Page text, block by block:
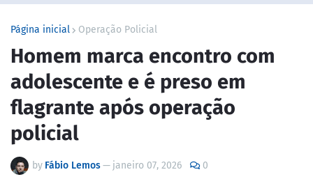
Página inicial Operação Policial
Homem marca encontro com
adolescente e é preso em
flagrante após operação
policial
by Fábio Lemos— janeiro 07, 2026 0